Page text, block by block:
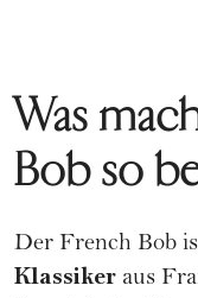
Was
Bob so
Der French Bob
Klassiker aus